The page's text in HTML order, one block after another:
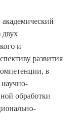
двух
и
развития
в
обработки